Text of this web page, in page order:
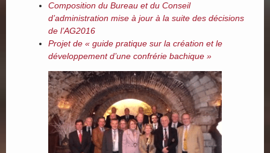
Composition du Bureau et du Conseil
d’administration mise à jour à la suite des décisions
de l’AG2016
Projet de « guide pratique sur la création et le
développement d’une confrérie bachique »